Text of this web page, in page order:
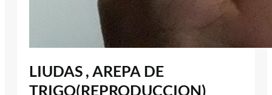
LIUDAS , AREPA DE
TRIGO(REPRODUCCION)